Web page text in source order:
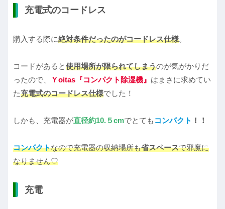
充電式のコードレス
購入する際に絶対条件だったのがコードレス仕様。
コードがあると使用場所が限られてしまうのが気がかりだ
ったので、
Ｙoitas『コンパクト除湿機』 はまさに求めてい
た充電式のコードレス仕様でした！
しかも、充電器が直径約10.５cmでとても コンパクト ！！
コンパクトなので充電器の収納場所も省スペースで邪魔に
なりません♡
充電